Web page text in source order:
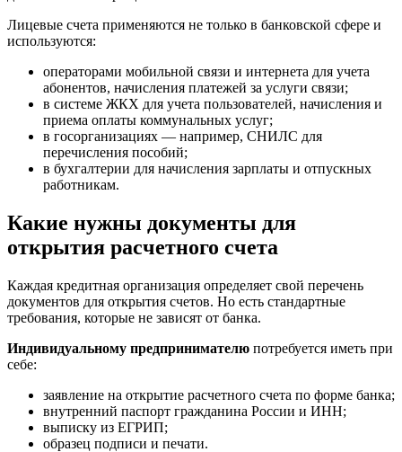
Лицевые счета применяются не только в банковской сфере и
используются:
операторами мобильной связи и интернета для учета
абонентов, начисления платежей за услуги связи;
в системе ЖКХ для учета пользователей, начисления и
приема оплаты коммунальных услуг;
в госорганизациях — например, СНИЛС для
перечисления пособий;
в бухгалтерии для начисления зарплаты и отпускных
работникам.
Какие нужны документы для
открытия расчетного счета
Каждая кредитная организация определяет свой перечень
документов для открытия счетов. Но есть стандартные
требования, которые не зависят от банка.
Индивидуальному предпринимателю потребуется иметь при
себе:
заявление на открытие расчетного счета по форме банка;
внутренний паспорт гражданина России и ИНН;
выписку из ЕГРИП;
образец подписи и печати.